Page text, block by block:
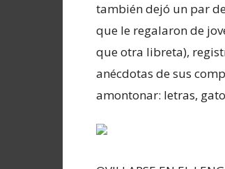
también dejó un par
que le regalaron de
que otra libreta),
anécdotas de sus
amontonar: letras,